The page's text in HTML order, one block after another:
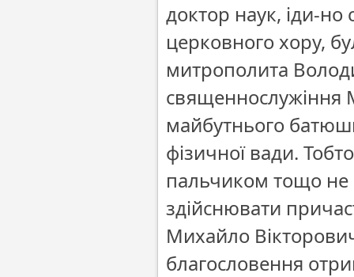
доктор наук, іди-но
церковного хору,
митрополита
священнослужіння
майбутнього
фізичної вади.
пальчиком тощо
здійснювати
Михайло
благословення